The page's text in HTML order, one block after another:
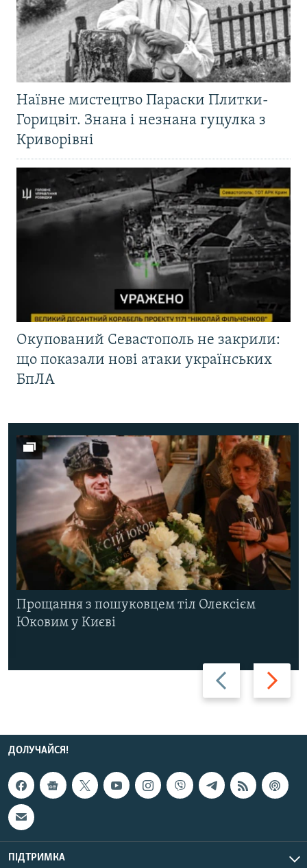
Наївне мистецтво Параски Плитки-
Горицвіт. Знана і незнана гуцулка з
Криворівні
Окупований Севастополь не закрили:
що показали нові атаки українських
БпЛА
Назад Вперед
Прощання з пошуковцем тіл Олексієм
Юковим у Києві
ДОЛУЧАЙСЯ!
ПІДТРИМКА